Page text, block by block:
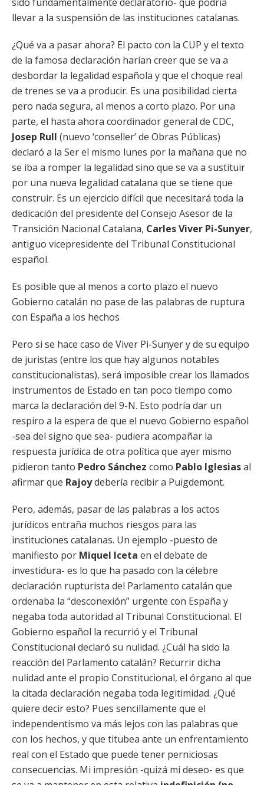
llevar a la suspensión de las instituciones catalanas.
¿Qué va a pasar ahora? El pacto con la CUP y el texto
de la famosa declaración harían creer que se va a
desbordar la legalidad española y que el choque real
de trenes se va a producir. Es una posibilidad cierta
pero nada segura, al menos a corto plazo. Por una
parte, el hasta ahora coordinador general de CDC,
Josep Rull (nuevo ‘conseller’ de Obras Públicas)
declaró a la Ser el mismo lunes por la mañana que no
se iba a romper la legalidad sino que se va a sustituir
por una nueva legalidad catalana que se tiene que
construir. Es un ejercicio difícil que necesitará toda la
dedicación del presidente del Consejo Asesor de la
Transición Nacional Catalana, Carles Viver Pi-Sunyer,
antiguo vicepresidente del Tribunal Constitucional
español.
Es posible que al menos a corto plazo el nuevo
Gobierno catalán no pase de las palabras de ruptura
con España a los hechos
Pero si se hace caso de Viver Pi-Sunyer y de su equipo
de juristas (entre los que hay algunos notables
constitucionalistas), será imposible crear los llamados
instrumentos de Estado en tan poco tiempo como
marca la declaración del 9-N. Esto podría dar un
respiro a la espera de que el nuevo Gobierno español
-sea del signo que sea- pudiera acompañar la
respuesta jurídica de otra política que ayer mismo
pidieron tanto Pedro Sánchez como Pablo Iglesiasal
afirmar que Rajoydebería recibir a Puigdemont.
Pero, además, pasar de las palabras a los actos
jurídicos entraña muchos riesgos para las
instituciones catalanas. Un ejemplo -puesto de
manifiesto por Miquel Iceta en el debate de
investidura- es lo que ha pasado con la célebre
declaración rupturista del Parlamento catalán que
ordenaba la “desconexión” urgente con España y
negaba toda autoridad al Tribunal Constitucional. El
Gobierno español la recurrió y el Tribunal
Constitucional declaró su nulidad. ¿Cuál ha sido la
reacción del Parlamento catalán? Recurrir dicha
nulidad ante el propio Constitucional, el órgano al que
la citada declaración negaba toda legitimidad. ¿Qué
quiere decir esto? Pues sencillamente que el
independentismo va más lejos con las palabras que
con los hechos, y que titubea ante un enfrentamiento
real con el Estado que puede tener perniciosas
consecuencias. Mi impresión -quizá mi deseo- es que